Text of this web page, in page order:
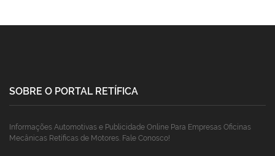
SOBRE O PORTAL RETÍFICA
Informações Automotivas e Publicidade Online Para Empresas Oficinas
Mecânicas Retíficas de Motores. Fale Conosco!